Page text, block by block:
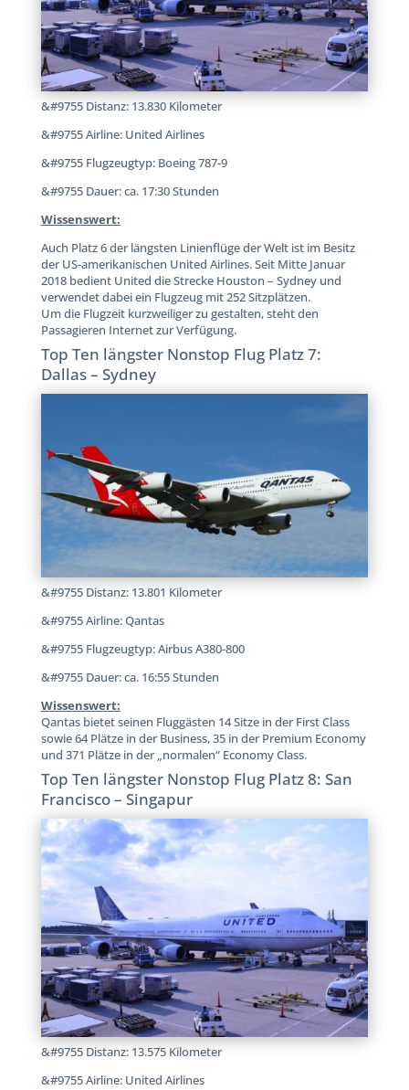
&#9755 Distanz: 13.830 Kilometer
&#9755 Airline: United Airlines
&#9755 Flugzeugtyp: Boeing 787-9
&#9755 Dauer: ca. 17:30 Stunden
Wissenswert:
Auch Platz 6 der längsten Linienflüge der Welt ist im Besitz
der US-amerikanischen United Airlines. Seit Mitte Januar
2018 bedient United die Strecke Houston – Sydney und
verwendet dabei ein Flugzeug mit 252 Sitzplätzen.
Um die Flugzeit kurzweiliger zu gestalten, steht den
Passagieren Internet zur Verfügung.
Top Ten längster Nonstop Flug Platz 7:
Dallas – Sydney
&#9755 Distanz: 13.801 Kilometer
&#9755 Airline: Qantas
&#9755 Flugzeugtyp: Airbus A380-800
&#9755 Dauer: ca. 16:55 Stunden
Wissenswert:
Qantas bietet seinen Fluggästen 14 Sitze in der First Class
sowie 64 Plätze in der Business, 35 in der Premium Economy
und 371 Plätze in der „normalen“ Economy Class.
Top Ten längster Nonstop Flug Platz 8: San
Francisco – Singapur
&#9755 Distanz: 13.575 Kilometer
&#9755 Airline: United Airlines